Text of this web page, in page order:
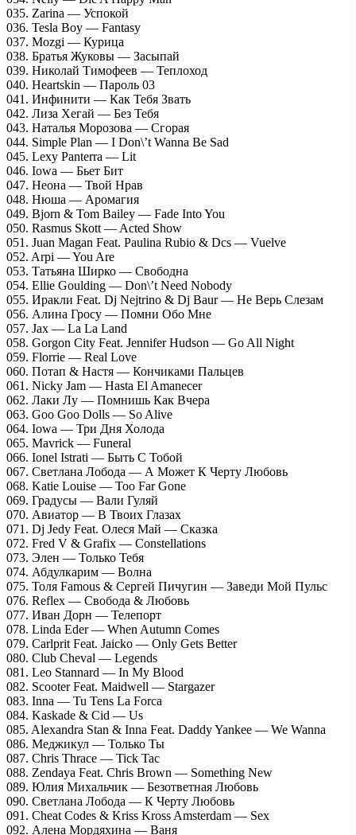
035. Zarina — Успокой
036. Tesla Boy — Fantasy
037. Mozgi — Курица
038. Братья Жуковы — Засыпай
039. Николай Тимофеев — Теплоход
040. Heartskin — Пароль 03
041. Инфинити — Как Тебя Звать
042. Лиза Хегай — Без Тебя
043. Наталья Морозова — Сгорая
044. Simple Plan — I Don\’t Wanna Be Sad
045. Lexy Panterra — Lit
046. Iowa — Бьет Бит
047. Неона — Твой Нрав
048. Нюша — Аромагия
049. Bjorn & Tom Bailey — Fade Into You
050. Rasmus Skott — Acted Show
051. Juan Magan Feat. Paulina Rubio & Dcs — Vuelve
052. Arpi — You Are
053. Татьяна Ширко — Свободна
054. Ellie Goulding — Don\’t Need Nobody
055. Иракли Feat. Dj Nejtrino & Dj Baur — Не Верь Слезам
056. Алина Гросу — Помни Обо Мне
057. Jax — La La Land
058. Gorgon City Feat. Jennifer Hudson — Go All Night
059. Florrie — Real Love
060. Потап & Настя — Кончиками Пальцев
061. Nicky Jam — Hasta El Amanecer
062. Лаки Лу — Помнишь Как Вчера
063. Goo Goo Dolls — So Alive
064. Iowa — Три Дня Холода
065. Mavrick — Funeral
066. Ionel Istrati — Быть С Тобой
067. Светлана Лобода — А Может К Черту Любовь
068. Katie Louise — Too Far Gone
069. Градусы — Вали Гуляй
070. Авиатор — В Твоих Глазах
071. Dj Jedy Feat. Олеся Май — Сказка
072. Fred V & Grafix — Constellations
073. Элен — Только Тебя
074. Абдулкарим — Волна
075. Толя Famous & Сергей Пичугин — Заведи Мой Пульс
076. Reflex — Свобода & Любовь
077. Иван Дорн — Телепорт
078. Linda Eder — When Autumn Comes
079. Carlprit Feat. Jaicko — Only Gets Better
080. Club Cheval — Legends
081. Leo Stannard — In My Blood
082. Scooter Feat. Maidwell — Stargazer
083. Inna — Tu Tens La Forca
084. Kaskade & Cid — Us
085. Alexandra Stan & Inna Feat. Daddy Yankee — We Wanna
086. Меджикул — Только Ты
087. Chris Thrace — Tick Tac
088. Zendaya Feat. Chris Brown — Something New
089. Юлия Михальчик — Безответная Любовь
090. Светлана Лобода — К Черту Любовь
091. Cheat Codes & Kriss Kross Amsterdam — Sex
092. Алена Мордяхина — Ваня